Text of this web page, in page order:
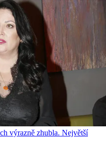
výrazně zhubla. Největší